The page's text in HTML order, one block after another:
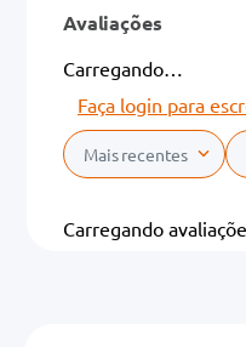
Avaliações
Carregando…
Faça login para
Mais recentes
Carregando